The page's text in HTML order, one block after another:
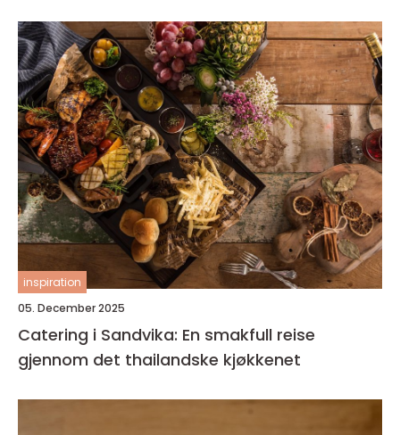
inspiration
05. December 2025
Catering i Sandvika: En smakfull reise
gjennom det thailandske kjøkkenet